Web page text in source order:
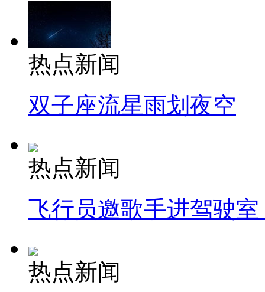
热点新闻
双子座流星雨划夜空
热点新闻
飞行员邀歌手进驾驶
热点新闻